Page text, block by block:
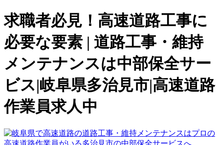
求職者必見！高速道路工事に
必要な要素 | 道路工事・維持
メンテナンスは中部保全サー
ビス|岐阜県多治見市|高速道路
作業員求人中